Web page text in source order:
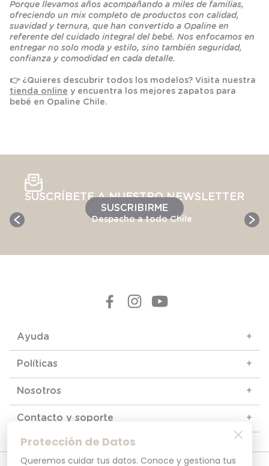
Protección de Datos
Queremos cuidar tus datos. Conoce y gestiona tus
Porque llevamos años acompañando a miles de familias,
ofreciendo un mix completo de productos con calidad,
suavidad y ternura, que han convertido a Opaline en
referente del cuidado integral del bebé. Nos enfocamos en
entregar no solo moda y estilo, sino también seguridad,
confianza y comodidad en cada detalle.
👉 ¿Quieres descubrir todos los modelos? Visita nuestra
tienda online y encuentra los mejores zapatos para
bebé en Opaline Chile.
SUSCRÍBETE A NUESTRO NEWSLETTER
SUSCRIBIRME
Despacho a todo Chile
Ayuda +
Políticas +
Nosotros +
Contacto y soporte +